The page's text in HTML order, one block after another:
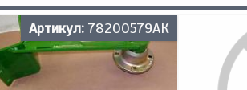
Артикул: 78200579АК